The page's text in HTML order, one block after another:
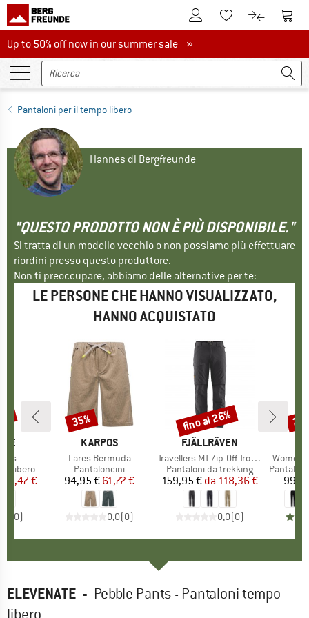
Al conto clienteAlla lista
Al Al
Up to 50% off now in our summer sale
Up to 50% off now in our summer sale »
Pantaloni per il tempo libero
Hannes di Bergfreunde
"QUESTO PRODOTTO NON È PIÙ DISPONIBILE."
Si tratta di un modello vecchio o non possiamo più effettuare
riordini presso questo produttore.
Non ti preoccupare, abbiamo delle alternative per te:
LE PERSONE CHE HANNO VISUALIZZATO,
HANNO ACQUISTATO
libero
ridotto
€
0)
MARCHIO
KARPOS
Articolo
Lares Bermuda
Gruppo di prodotti
Pantaloncini
Prezzo
94,95 €Prezzo ridotto
61,72 €
0,0(0)
Sconto
35%
MARCHIO
FJÄLLRÄVEN
Articolo
Travellers MT Zip-Off Trousers
Gruppo di prodotti
Pantaloni da trekking
Prezzo
159,95 € Prezzo ridotto
da 118,36 €
0,0(0)
Sconto
fino al 26%
Articolo
Gruppo
ELEVENATE - Pebble Pants - Pantaloni tempo